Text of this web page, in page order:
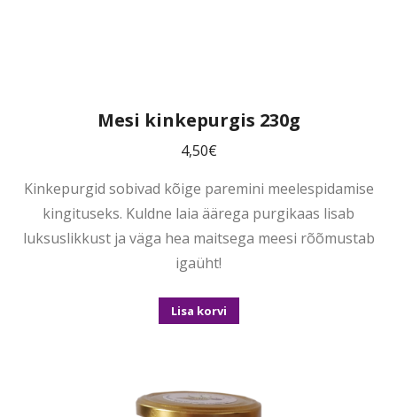
Mesi kinkepurgis 230g
4,50€
Kinkepurgid sobivad kõige paremini meelespidamise
kingituseks. Kuldne laia äärega purgikaas lisab
luksuslikkust ja väga hea maitsega meesi rõõmustab
igaüht!
Lisa korvi